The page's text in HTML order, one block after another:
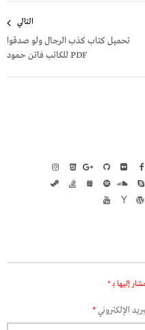
التالي
تحميل كتاب كذب الرجال ولو صدقوا
PDF للكاتب فاتن حمود
إليها بـ *
الإلكتروني*